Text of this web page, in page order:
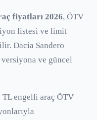
fiyatları 2026, ÖTV
listesi ve limit
Dacia Sandero
ve güncel
TL engelli araç ÖTV